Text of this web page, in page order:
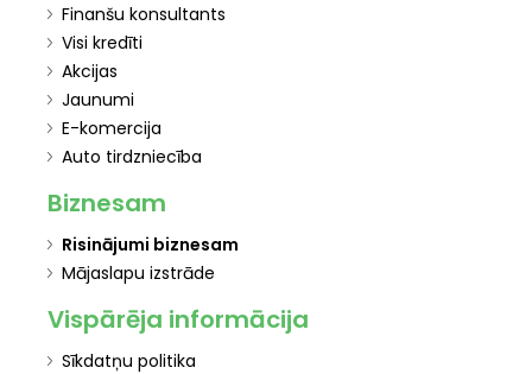
Finanšu konsultants
Visi kredīti
Akcijas
Jaunumi
E-komercija
Auto tirdzniecība
Biznesam
Risinājumi biznesam
Mājaslapu izstrāde
Vispārēja informācija
Sīkdatņu politika